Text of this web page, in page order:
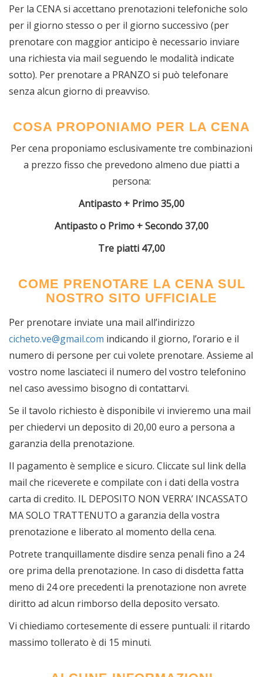
Per la CENA si accettano prenotazioni telefoniche solo
per il giorno stesso o per il giorno successivo (per
prenotare con maggior anticipo è necessario inviare
una richiesta via mail seguendo le modalità indicate
sotto). Per prenotare a PRANZO si può telefonare
senza alcun giorno di preavviso.
COSA PROPONIAMO PER LA CENA
Per cena proponiamo esclusivamente tre combinazioni
a prezzo fisso che prevedono almeno due piatti a
persona:
Antipasto + Primo 35,00
Antipasto o Primo + Secondo 37,00
Tre piatti 47,00
COME PRENOTARE LA CENA SUL
NOSTRO SITO UFFICIALE
Per prenotare inviate una mail all’indirizzo
cicheto.ve@gmail.com indicando il giorno, l’orario e il
numero di persone per cui volete prenotare. Assieme al
vostro nome lasciateci il numero del vostro telefonino
nel caso avessimo bisogno di contattarvi.
Se il tavolo richiesto è disponibile vi invieremo una mail
per chiedervi un deposito di 20,00 euro a persona a
garanzia della prenotazione.
Il pagamento è semplice e sicuro. Cliccate sul link della
mail che riceverete e compilate con i dati della vostra
carta di credito. IL DEPOSITO NON VERRA’ INCASSATO
MA SOLO TRATTENUTO a garanzia della vostra
prenotazione e liberato al momento della cena.
Potrete tranquillamente disdire senza penali fino a 24
ore prima della prenotazione. In caso di disdetta fatta
meno di 24 ore precedenti la prenotazione non avrete
diritto ad alcun rimborso della deposito versato.
Vi chiediamo cortesemente di essere puntuali: il ritardo
massimo tollerato è di 15 minuti.